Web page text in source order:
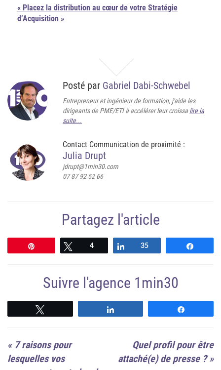
« Placez la distribution au cœur de votre Stratégie
d’Acquisition »
Posté par Gabriel Dabi-Schwebel
Entrepreneur et ingénieur de formation, j'aide les
dirigeants de PME/ETI à accélérer leur croissa lire la
suite...
Contact Communication de proximité :
Julia Drupt
jdrupt@1min30.com
07 87 92 52 66
Partagez l'article
Tweetez
4 Partagez
35
Suivre l'agence 1min30
« 7 raisons pour
lesquelles vos
Quel profil pour être
attaché(e) de presse ?»